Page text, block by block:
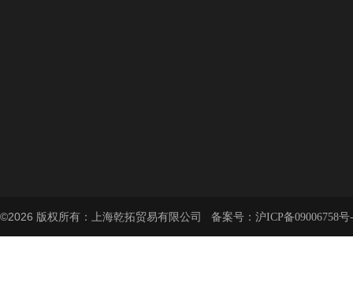
©2026 版权所有：上海乾拓贸易有限公司 备案号： 沪ICP备09006758号